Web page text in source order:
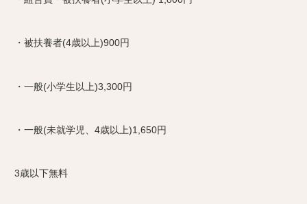
・被扶養者(4歳以上)900円
・一般(小学生以上)3,300円
・一般(未就学児、4歳以上)1,650円
3歳以下無料